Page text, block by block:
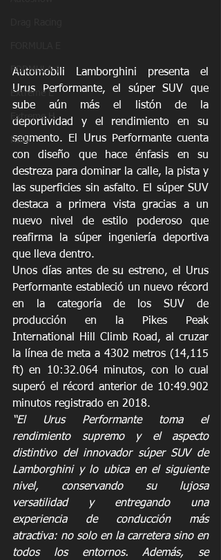
FORMULA 1
Extreme E
Extreme H
Rally
Automobili Lamborghini presenta el
Urus Performante, el súper SUV que
sube aún más el listón de la
deportividad y el rendimiento en su
segmento. El Urus Performante cuenta
con diseño que hace énfasis en su
destreza para dominar la calle, la pista y
las superficies sin asfalto. El súper SUV
destaca a primera vista gracias a un
nuevo nivel de estilo poderoso que
reafirma la súper ingeniería deportiva
que lleva dentro.
Unos días antes de su estreno, el Urus
Performante estableció un nuevo récord
en la categoría de los SUV de
producción en la Pikes Peak
International Hill Climb Road, al cruzar
la línea de meta a 4302 metros (14,115
ft) en 10:32.064 minutos, con lo cual
superó el récord anterior de 10:49.902
minutos registrado en 2018.
“El Urus Performante toma el
rendimiento supremo y el aspecto
distintivo del innovador súper SUV de
Lamborghini y lo ubica en el siguiente
nivel, conservando su lujosa
versatilidad y entregando una
experiencia de conducción más
atractiva: no solo en la carretera sino en
todos los entornos. Además, se